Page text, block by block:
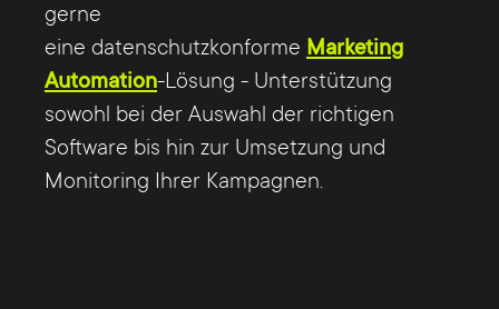
Marketing entscheidet, welche Leads die
Kriterien von SQL‘s erfüllen und übergibt
diese dann an den Vertrieb. Die eindeutige
Definition und der Prozess der Übergabe
müssen im Detail festgelegt werden.
Problematisch ist dabei, dass in vielen
gerne
eine datenschutzkonforme Marketing
Automation-Lösung - Unterstützung
sowohl bei der Auswahl der richtigen
Software bis hin zur Umsetzung und
Monitoring Ihrer Kampagnen.